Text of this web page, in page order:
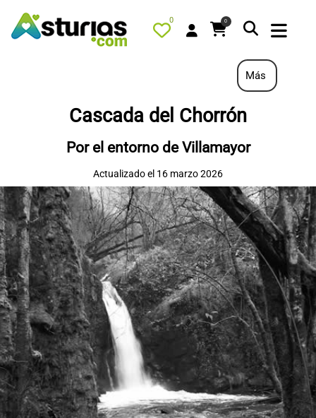
0 0
QUÉ HACER
ALOJAMIENTOS
RESTAURANTES
TURISMO ACTIVO
TIENDA
AGENDA
OFERTAS
CONTACTO
Más
Cascada del Chorrón
Por el entorno de Villamayor
Actualizado el 16 marzo 2026